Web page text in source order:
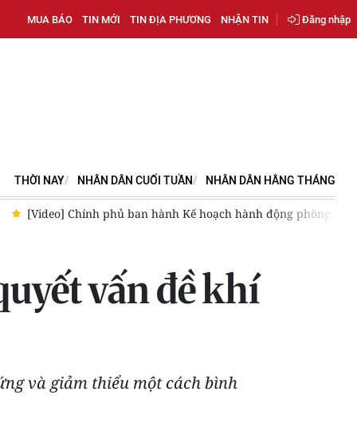
MUA BÁO TIN MỚI TIN ĐỊA PHƯƠNG NHẬN TIN Đăng nhập
THỜI NAY NHÂN DÂN CUỐI TUẦN NHÂN DÂN HẰNG THÁNG
Dự báo thời tiết đêm nay và ngày mai ngày 7/8/2026: Mưa
vấn đề khí
và giảm thiểu một cách bình